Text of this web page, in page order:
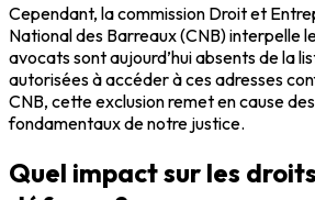
Cependant, la commission Droit et
National des Barreaux (CNB) interpelle
avocats sont aujourd’hui absents de la
autorisées à accéder à ces adresses
CNB, cette exclusion remet en cause
fondamentaux de notre justice.
Quel impact sur les